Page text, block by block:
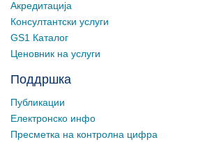
Акредитација
Консултантски услуги
GS1 Каталог
Ценовник на услуги
Поддршка
Публикации
Електронско инфо
Пресметка на контролна цифра